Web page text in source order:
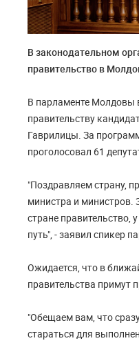
В законодательном
правительство в
В парламенте Молдовы
правительству
Гаврилицы. За
проголосовал 61
"Поздравляем страну,
министра и министров.
стране правительство,
путь", - заявил спикер
Ожидается, что в
правительства примут
"Обещаем вам, что
стараться для